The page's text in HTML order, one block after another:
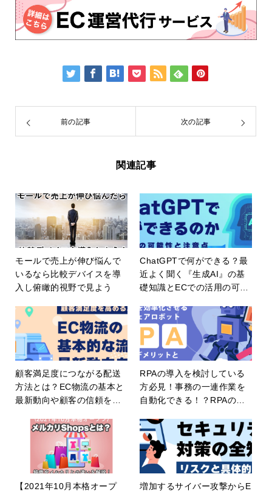
前の記事 次の記事
関連記事
モールで売上が伸び悩んで
いるなら比較デバイスを導
入し俯瞰的視野で見よう
ChatGPTで何ができる？最
近よく聞く『生成AI』の基
礎知識とECでの活用の可能
顧客満足度につながる配送
方法とは？EC物流の基本と
最新動向や顧客の信頼を獲
RPAの導入を検討している
方必見！事務の一連作業を
自動化できる！？RPAのメ
のポイントを解説！
【2021年10月本格オープ
増加するサイバー攻撃からE